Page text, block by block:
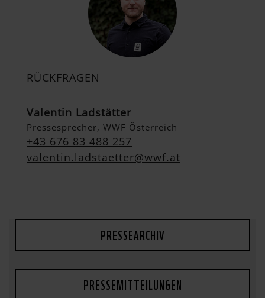
RÜCKFRAGEN
Valentin Ladstätter
Pressesprecher, WWF Österreich
+43 676 83 488 257
valentin.ladstaetter@wwf.at
PRESSEARCHIV
PRESSEMITTEILUNGEN